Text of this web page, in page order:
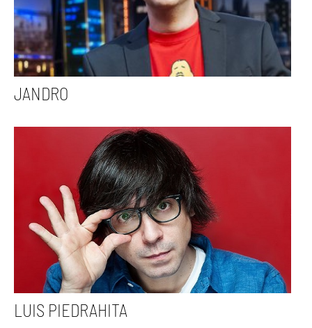
JANDRO
LUIS PIEDRAHITA